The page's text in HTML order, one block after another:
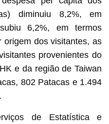
diminuiu 8,2%, em
6,2%, em termos
origem dos visitantes, as
provenientes do
e da região de Taiwan
802 Patacas e 1.494
de Estatística e